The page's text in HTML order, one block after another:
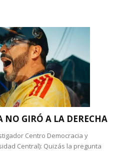
GIRÓ A LA DERECHA
Centro Democracia y
Central): Quizás la pregunta